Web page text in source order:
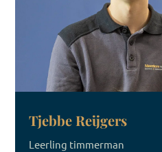
Tjebbe Reijgers
Leerling timmerman